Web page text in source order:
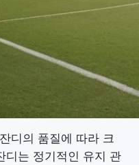
디의 품질에 따라 크
디는 정기적인 유지 관